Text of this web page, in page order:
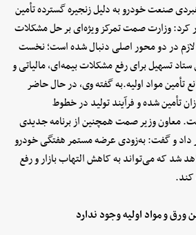
صنعت خودرو به دلیل زنجیره گسترده تأمین
کرد: وزارت صمت تمرکز ویژه‌ای بر حل مشکلات
در دو محور اصلی دنبال شده است؛ نخست
تسهیل برای رفع مشکلات بیمه‌ای، مالیاتی و
تأمین مواد اولیه.به گفته وی، در حال حاضر
تأمین شده و فرآیند تولید در خطوط
معاون وزیر صمت همچنین از برنامه جدیدی
داد و گفت: به‌زودی عرضه مستمر هفتگی خودرو
شد که می‌تواند به کاهش التهاب بازار و رفع
و مواد اولیه وجود ندارد